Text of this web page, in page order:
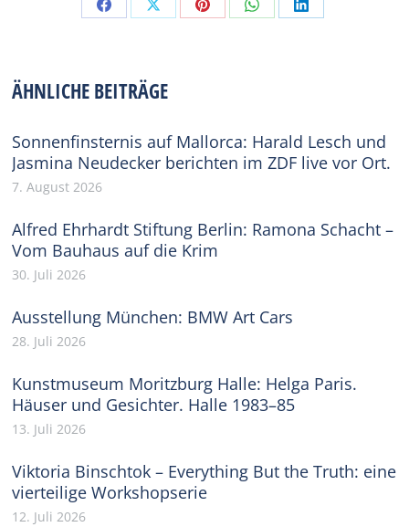
Share Share Share Share Share
ÄHNLICHE BEITRÄGE
Sonnenfinsternis auf Mallorca: Harald Lesch und
Jasmina Neudecker berichten im ZDF live vor Ort.
7. August 2026
Alfred Ehrhardt Stiftung Berlin: Ramona Schacht –
Vom Bauhaus auf die Krim
30. Juli 2026
Ausstellung München: BMW Art Cars
28. Juli 2026
Kunstmuseum Moritzburg Halle: Helga Paris.
Häuser und Gesichter. Halle 1983–85
13. Juli 2026
Viktoria Binschtok – Everything But the Truth: eine
vierteilige Workshopserie
12. Juli 2026